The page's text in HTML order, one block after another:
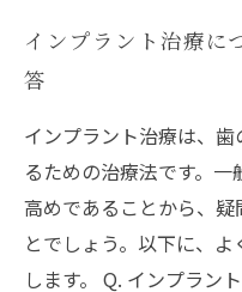
インプラント治療に
答
インプラント治療は、
るための治療法です。
高めであることから、
とでしょう。以下に、
します。 Q. インプラン